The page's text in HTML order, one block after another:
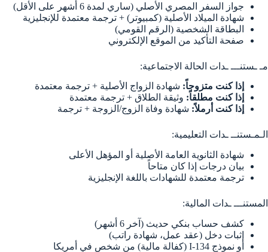
جواز السفر المصري الأصلي (ساري لمدة 6 أشهر على الأقل)
شهادة الميلاد الأصلية (كمبيوتر) + ترجمة معتمدة للإنجليزية
البطاقة الشخصية (الرقم القومي)
صفحة التأكيد من الموقع الإلكتروني
مـ ـستنـــ ـدات الحالة الاجتماعية:
إذا كنت متزوجاً: شهادة الزواج الأصلية + ترجمة معتمدة
إذا كنت مطلقاً: وثيقة الطلاق + ترجمة معتمدة
إذا كنت أرملاً: شهادة وفاة الزوج/الزوجة + ترجمة
الـمـستنــ ـدات التعليمية:
شهادة الثانوية العامة الأصلية أو المؤهل الأعلى
بيان درجات إذا كان متاحاً
ترجمة معتمدة للشهادات باللغة الإنجليزية
المستنـــ ـدات المالية:
كشف حساب بنكي حديث (آخر 6 أشهر)
إثبات دخل (عقد عمل، شهادة راتب)
أو نموذج I-134 (كفالة مالية) من شخص في أمريكا